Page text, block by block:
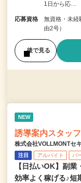
1日から応…
応募資格
無資格・未
由2号）
後で見る
NEW
誘導案内スタッフ
株式会社VOLLMONTセ
注目 アルバイト パ
【日払いOK】副
効率よく稼げる♪短